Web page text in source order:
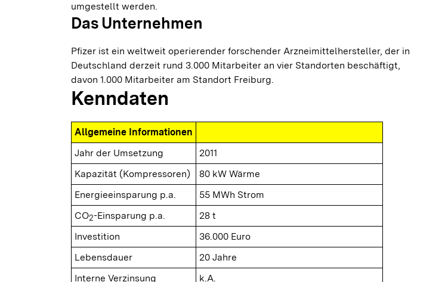
umgestellt werden.
Das Unternehmen
Pfizer ist ein weltweit operierender forschender Arzneimittelhersteller, der in
Deutschland derzeit rund 3.000 Mitarbeiter an vier Standorten beschäftigt,
davon 1.000 Mitarbeiter am Standort Freiburg.
Kenndaten
Allgemeine Informationen
Jahr der Umsetzung
2011
Kapazität (Kompressoren)
80 kW Wärme
Energieeinsparung p.a.
55 MWh Strom
CO2-Einsparung p.a.
28 t
Investition
36.000 Euro
Lebensdauer
20 Jahre
Interne Verzinsung
k.A.